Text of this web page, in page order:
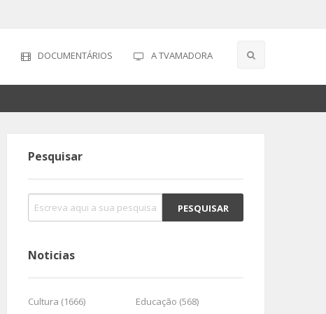
DOCUMENTÁRIOS A TVAMADORA
Pesquisar
Noticias
Cultura (1666)
Educação (568)